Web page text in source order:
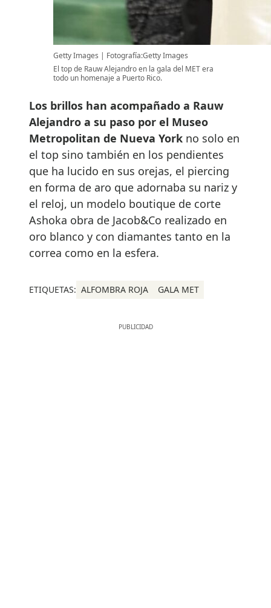
Getty Images
Fotografía:Getty Images
El top de Rauw Alejandro en la gala del MET era
todo un homenaje a Puerto Rico.
Los brillos han acompañado a Rauw
Alejandro a su paso por el Museo
Metropolitan de Nueva York no solo en
el top sino también en los pendientes
que ha lucido en sus orejas, el piercing
en forma de aro que adornaba su nariz y
el reloj, un modelo boutique de corte
Ashoka obra de Jacob&Co realizado en
oro blanco y con diamantes tanto en la
correa como en la esfera.
ETIQUETAS: ALFOMBRA ROJA GALA MET